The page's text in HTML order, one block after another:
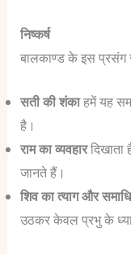
निष्कर्ष
बालकाण्ड के इस प्रसंग
सती की शंकाहमें यह
है।
राम का व्यवहारदिखाता
जानते हैं।
शिव का त्याग और समाधि
उठकर केवल प्रभु के